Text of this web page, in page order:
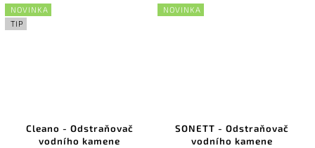
NOVINKA
TIP
Cleano - Odstraňovač
vodního kamene
NOVINKA
SONETT - Odstraňovač
vodního kamene